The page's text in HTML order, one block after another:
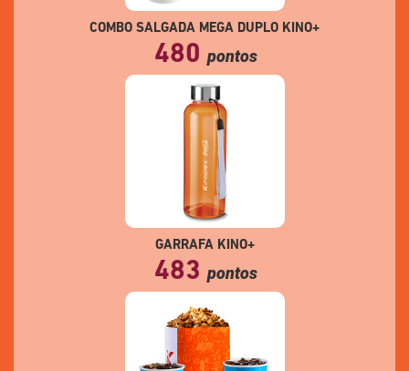
COMBO SALGADA MEGA DUPLO KINO+
480 pontos
GARRAFA KINO+
483 pontos